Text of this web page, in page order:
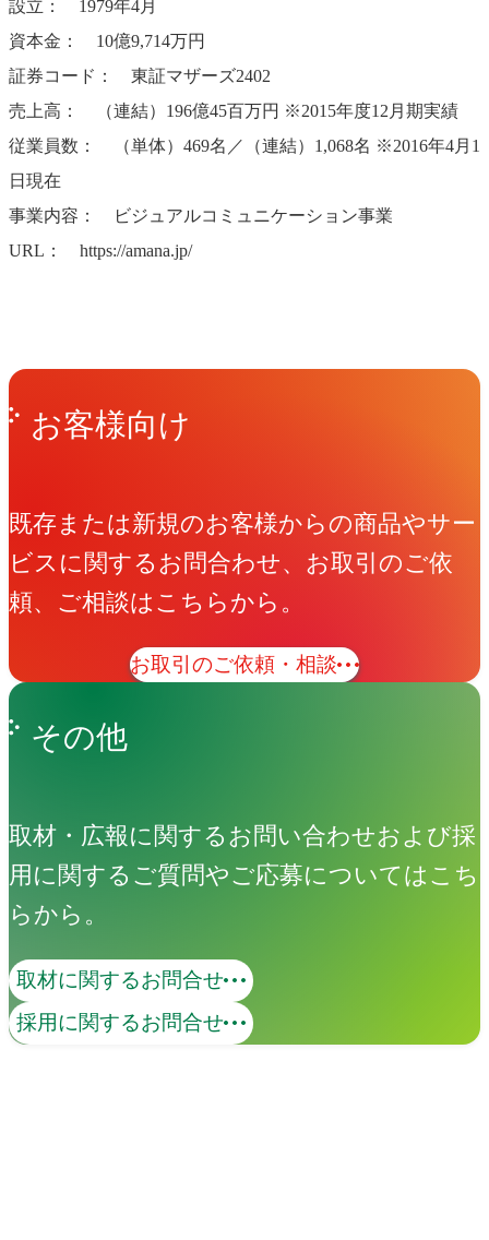
設立： 1979年4月
資本金： 10億9,714万円
証券コード： 東証マザーズ2402
売上高： （連結）196億45百万円 ※2015年度12月期実績
従業員数： （単体）469名／（連結）1,068名 ※2016年4月1
日現在
事業内容： ビジュアルコミュニケーション事業
URL： https://amana.jp/
Get in Touchお問い合わせ
お客様向け
既存または新規のお客様からの商品やサー
ビスに関するお問合わせ、お取引のご依
頼、ご相談はこちらから。
お取引のご依頼・相談
その他
取材・広報に関するお問い合わせおよび採
用に関するご質問やご応募についてはこち
らから。
取材に関するお問合せ
採用に関するお問合せ